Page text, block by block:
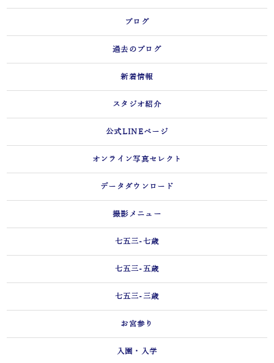
ブログ
過去のブログ
新着情報
スタジオ紹介
公式LINEページ
オンライン写真セレクト
データダウンロード
撮影メニュー
七五三-七歳
七五三-五歳
七五三-三歳
お宮参り
入園・入学